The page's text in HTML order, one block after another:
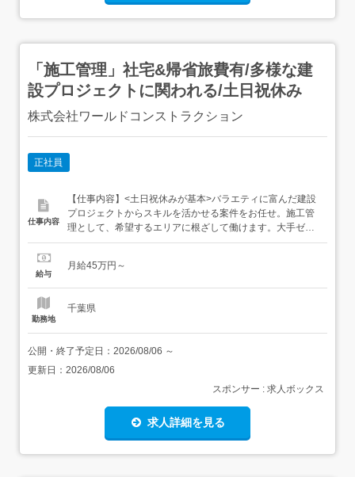
「施工管理」社宅&帰省旅費有/多様な建
設プロジェクトに関われる/土日祝休み
株式会社ワールドコンストラクション
正社員
仕事内容
【仕事内容】<土日祝休みが基本>バラエティに富んだ建設
プロジェクトからスキルを活かせる案件をお任せ。施工管
理として、希望するエリアに根ざして働けます。大手ゼネ
コンが手がける案件を中心に、様々な現場で施工管理とし
オフィスビル、高層マンション、商業施設、工場、医療施
給与
月給45万円～
勤務地
千葉県
公開・終了予定日： 2026/08/06 ～
更新日： 2026/08/06
スポンサー : 求人ボックス
求人詳細を見る